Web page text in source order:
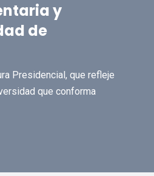
y
de
Presidencial, que refleje
que conforma